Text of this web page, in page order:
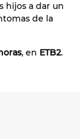
hijos a dar un
de la
, en ETB2.